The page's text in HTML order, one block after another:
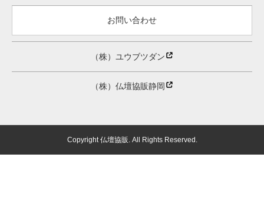
お問い合わせ
（株）ユウブツダン
（株）仏壇協販静岡
Copyright仏壇協販. All Rights Reserved.